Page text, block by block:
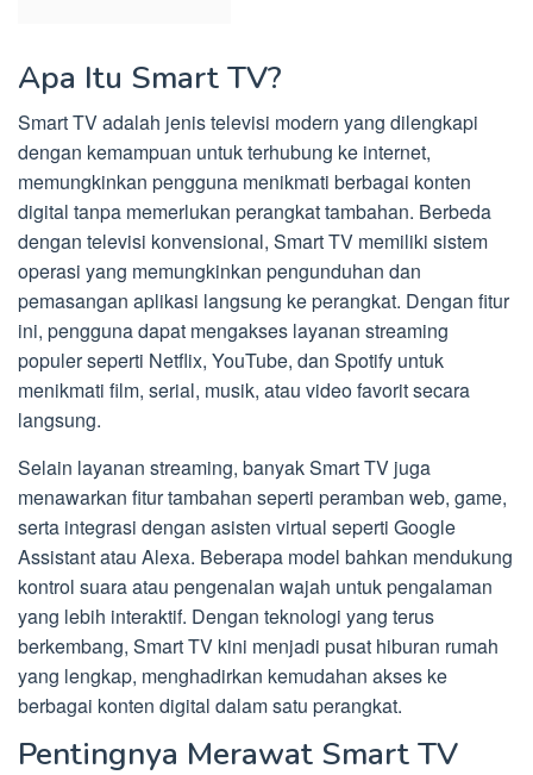
Apa Itu Smart TV?
Smart TV adalah jenis televisi modern yang dilengkapi
dengan kemampuan untuk terhubung ke internet,
memungkinkan pengguna menikmati berbagai konten
digital tanpa memerlukan perangkat tambahan. Berbeda
dengan televisi konvensional, Smart TV memiliki sistem
operasi yang memungkinkan pengunduhan dan
pemasangan aplikasi langsung ke perangkat. Dengan fitur
ini, pengguna dapat mengakses layanan streaming
populer seperti Netflix, YouTube, dan Spotify untuk
menikmati film, serial, musik, atau video favorit secara
langsung.
Selain layanan streaming, banyak Smart TV juga
menawarkan fitur tambahan seperti peramban web, game,
serta integrasi dengan asisten virtual seperti Google
Assistant atau Alexa. Beberapa model bahkan mendukung
kontrol suara atau pengenalan wajah untuk pengalaman
yang lebih interaktif. Dengan teknologi yang terus
berkembang, Smart TV kini menjadi pusat hiburan rumah
yang lengkap, menghadirkan kemudahan akses ke
berbagai konten digital dalam satu perangkat.
Pentingnya Merawat Smart TV